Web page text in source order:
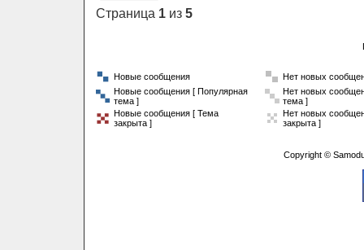
Страница 1из 5
Новые сообщения
Нет новых
Новые сообщения [ Популярная
тема ]
Нет новых
тема ]
Новые сообщения [ Тема
закрыта ]
Нет новых
закрыта ]
Copyright ©